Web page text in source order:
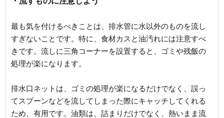
最も気を付けるべきことは、排水管に水以外のものを流し
すぎないことです。特に、食材カスと油汚れには注意すべ
きです。流しに三角コーナーを設置すると、ゴミや残飯の
処理が楽になります。
排水口ネットは、ゴミの処理が楽になるだけでなく、誤っ
てスプーンなどを流してしまった際にキャッチしてくれる
ため、有用です。油類は、詰まりだけでなく、熱いまま流